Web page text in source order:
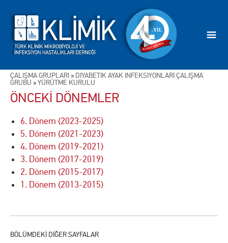
ÇALIŞMA GRUPLARI » DİYABETİK AYAK İNFEKSİYONLARI ÇALIŞMA
GRUBU »YÜRÜTME KURULU
ÖNCEKİ DÖNEMLER
6. Dönem (2023-2025)
5. Dönem (2021-2023)
4. Dönem (2019-2021)
3. Dönem (2017-2019)
2. Dönem (2015-2017)
1. Dönem (2013-2015)